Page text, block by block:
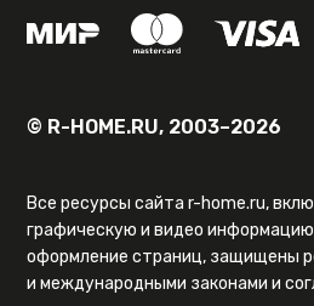
© R-HOME.RU, 2003–2026
Все ресурсы сайта r-home.ru,
графическую и видео
оформление страниц, защищены
и международными законами и